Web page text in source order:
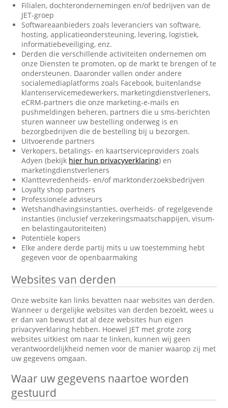
Filialen, dochterondernemingen en/of bedrijven van de
JET-groep
Softwareaanbieders zoals leveranciers van software,
hosting, applicatieondersteuning, levering, logistiek,
informatiebeveiliging, enz.
Derden die verschillende activiteiten ondernemen om
onze Diensten te promoten, op de markt te brengen of te
ondersteunen. Daaronder vallen onder andere
socialemediaplatforms zoals Facebook, buitenlandse
klantenservicemedewerkers, marketingdienstverleners,
eCRM-partners die onze marketing-e-mails en
pushmeldingen beheren, partners die u sms-berichten
sturen wanneer uw bestelling onderweg is en
bezorgbedrijven die de bestelling bij u bezorgen.
Uitvoerende partners
Verkopers, betalings- en kaartserviceproviders zoals
Adyen (bekijk hier hun privacyverklaring) en
marketingdienstverleners
Klanttevredenheids- en/of marktonderzoeksbedrijven
Loyalty shop partners
Professionele adviseurs
Wetshandhavingsinstanties, overheids- of regelgevende
instanties (inclusief verzekeringsmaatschappijen, visum-
en belastingautoriteiten)
Potentiële kopers
Elke andere derde partij mits u uw toestemming hebt
gegeven voor de openbaarmaking
Websites van derden
Onze website kan links bevatten naar websites van derden.
Wanneer u dergelijke websites van derden bezoekt, wees u
er dan van bewust dat al deze websites hun eigen
privacyverklaring hebben. Hoewel JET met grote zorg
websites uitkiest om naar te linken, kunnen wij geen
verantwoordelijkheid nemen voor de manier waarop zij met
uw gegevens omgaan.
Waar uw gegevens naartoe worden
gestuurd